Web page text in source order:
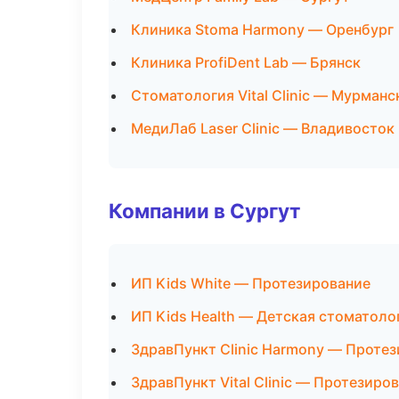
Клиника Stoma Harmony — Оренбург
Клиника ProfiDent Lab — Брянск
Стоматология Vital Clinic —
МедиЛаб Laser Clinic — Владивосток
Компании в Сургут
ИП Kids White — Протезирование
ИП Kids Health — Детская
ЗдравПункт Clinic Harmony —
ЗдравПункт Vital Clinic —